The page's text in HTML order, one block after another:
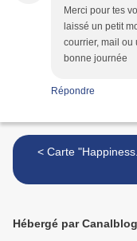
Merci pour tes
laissé un petit
courrier, mail ou
bonne journée
Répondre
< Carte
Hébergé par Canalblog